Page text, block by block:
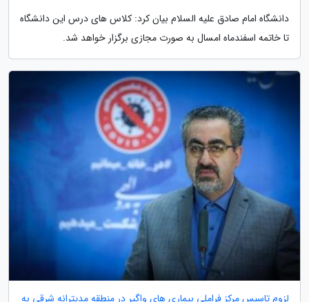
دانشگاه امام صادق علیه السلام بیان کرد: کلاس های درس این دانشگاه
تا خاتمه اسفندماه امسال به صورت مجازی برگزار خواهد شد.
لزوم تاسیس مرکز فراملی بیماری های واگیر در منطقه مدیترانه شرقی به